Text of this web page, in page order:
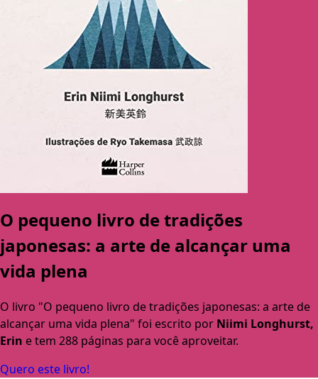
O pequeno livro de tradições
japonesas: a arte de alcançar uma
vida plena
O livro "O pequeno livro de tradições japonesas: a arte de
alcançar uma vida plena" foi escrito por Niimi Longhurst,
Erin e tem 288 páginas para você aproveitar.
Quero este livro!